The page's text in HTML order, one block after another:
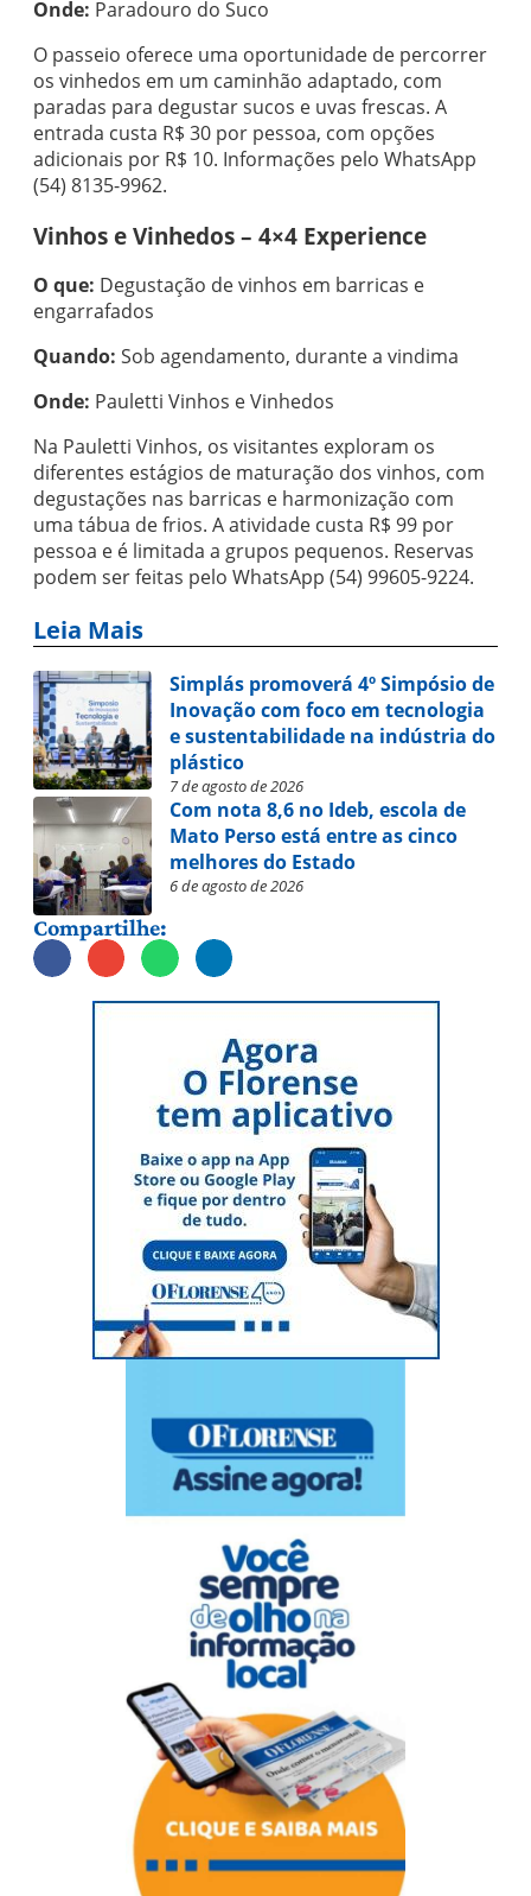
Onde: Paradouro do Suco
O passeio oferece uma oportunidade de percorrer
os vinhedos em um caminhão adaptado, com
paradas para degustar sucos e uvas frescas. A
entrada custa R$ 30 por pessoa, com opções
adicionais por R$ 10. Informações pelo WhatsApp
(54) 8135-9962.
Vinhos e Vinhedos – 4×4 Experience
O que: Degustação de vinhos em barricas e
engarrafados
Quando: Sob agendamento, durante a vindima
Onde: Pauletti Vinhos e Vinhedos
Na Pauletti Vinhos, os visitantes exploram os
diferentes estágios de maturação dos vinhos, com
degustações nas barricas e harmonização com
uma tábua de frios. A atividade custa R$ 99 por
pessoa e é limitada a grupos pequenos. Reservas
podem ser feitas pelo WhatsApp (54) 99605-9224.
Leia Mais
Simplás promoverá 4º Simpósio de
Inovação com foco em tecnologia
e sustentabilidade na indústria do
plástico
7 de agosto de 2026
Com nota 8,6 no Ideb, escola de
Mato Perso está entre as cinco
melhores do Estado
6 de agosto de 2026
Compartilhe: